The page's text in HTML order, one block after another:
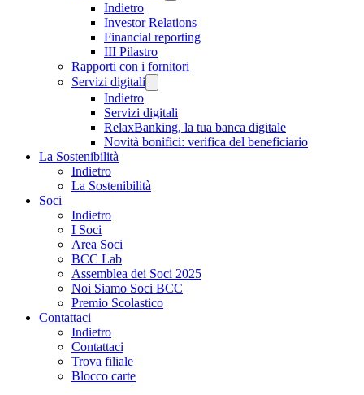
Indietro
Investor Relations
Financial reporting
III Pilastro
Rapporti con i fornitori
Servizi digitali
Indietro
Servizi digitali
RelaxBanking, la tua banca digitale
Novità bonifici: verifica del beneficiario
La Sostenibilità
Indietro
La Sostenibilità
Soci
Indietro
I Soci
Area Soci
BCC Lab
Assemblea dei Soci 2025
Noi Siamo Soci BCC
Premio Scolastico
Contattaci
Indietro
Contattaci
Trova filiale
Blocco carte